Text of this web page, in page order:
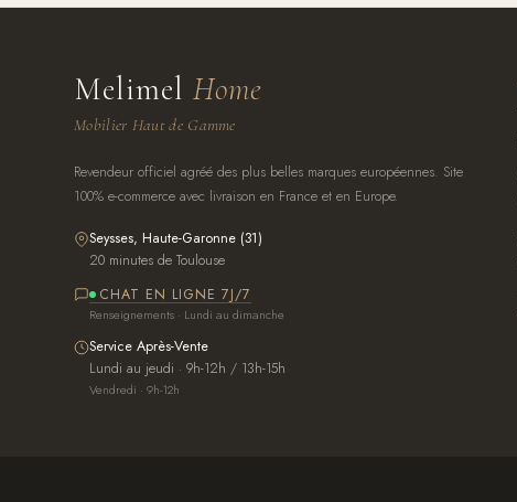
MelimelHome
Mobilier Haut de Gamme
Revendeur officiel agréé des plus belles marques européennes. Site
100% e-commerce avec livraison en France et en Europe.
Seysses, Haute-Garonne (31)
20 minutes de Toulouse
CHAT EN LIGNE 7J/7
Renseignements · Lundi au dimanche
Service Après-Vente
Lundi au jeudi · 9h-12h / 13h-15h
Vendredi · 9h-12h